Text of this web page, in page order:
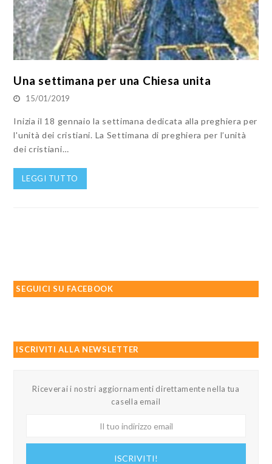
Una settimana per una Chiesa unita
15/01/2019
Inizia il 18 gennaio la settimana dedicata alla preghiera per
l'unità dei cristiani. La Settimana di preghiera per l’unità
dei cristiani…
LEGGI TUTTO
SEGUICI SU FACEBOOK
ISCRIVITI ALLA NEWSLETTER
Riceverai i nostri aggiornamenti direttamente nella tua
casella email
ISCRIVITI!